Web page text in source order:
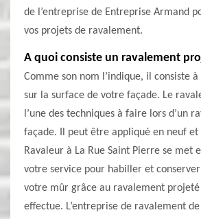
de l’entreprise de Entreprise Armand
vos projets de ravalement.
A quoi consiste un ravalement
Comme son nom l’indique, il consiste
sur la surface de votre façade. Le
l’une des techniques à faire lors d’un
façade. Il peut être appliqué en neuf et
Ravaleur à La Rue Saint Pierre se met
votre service pour habiller et
votre mûr grâce au ravalement projeté
effectue. L’entreprise de ravalement